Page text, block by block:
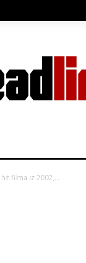
filma iz 2002,...